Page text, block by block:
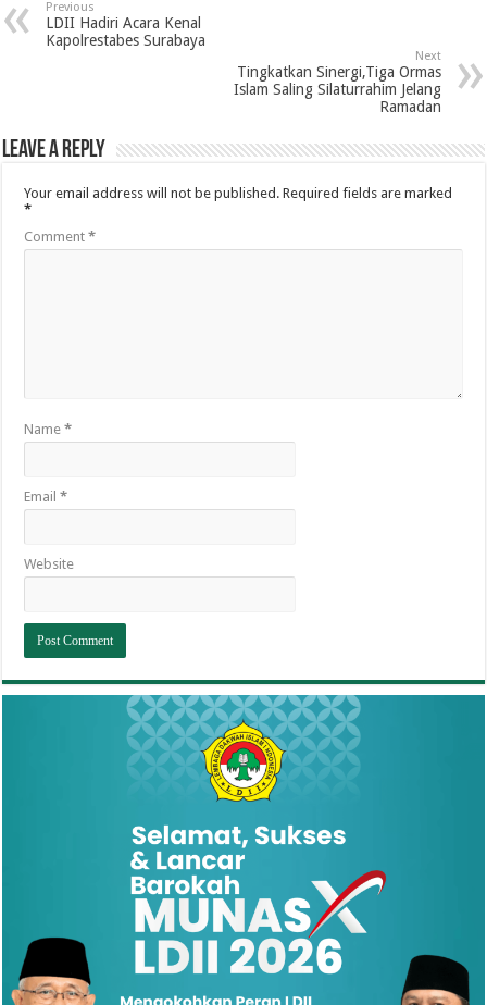
Previous
LDII Hadiri Acara Kenal
Kapolrestabes Surabaya
Next
Tingkatkan Sinergi,Tiga Ormas
Islam Saling Silaturrahim Jelang
Ramadan
Leave a Reply
Your email address will not be published. Required fields are marked
*
Comment*
Name*
Email*
Website